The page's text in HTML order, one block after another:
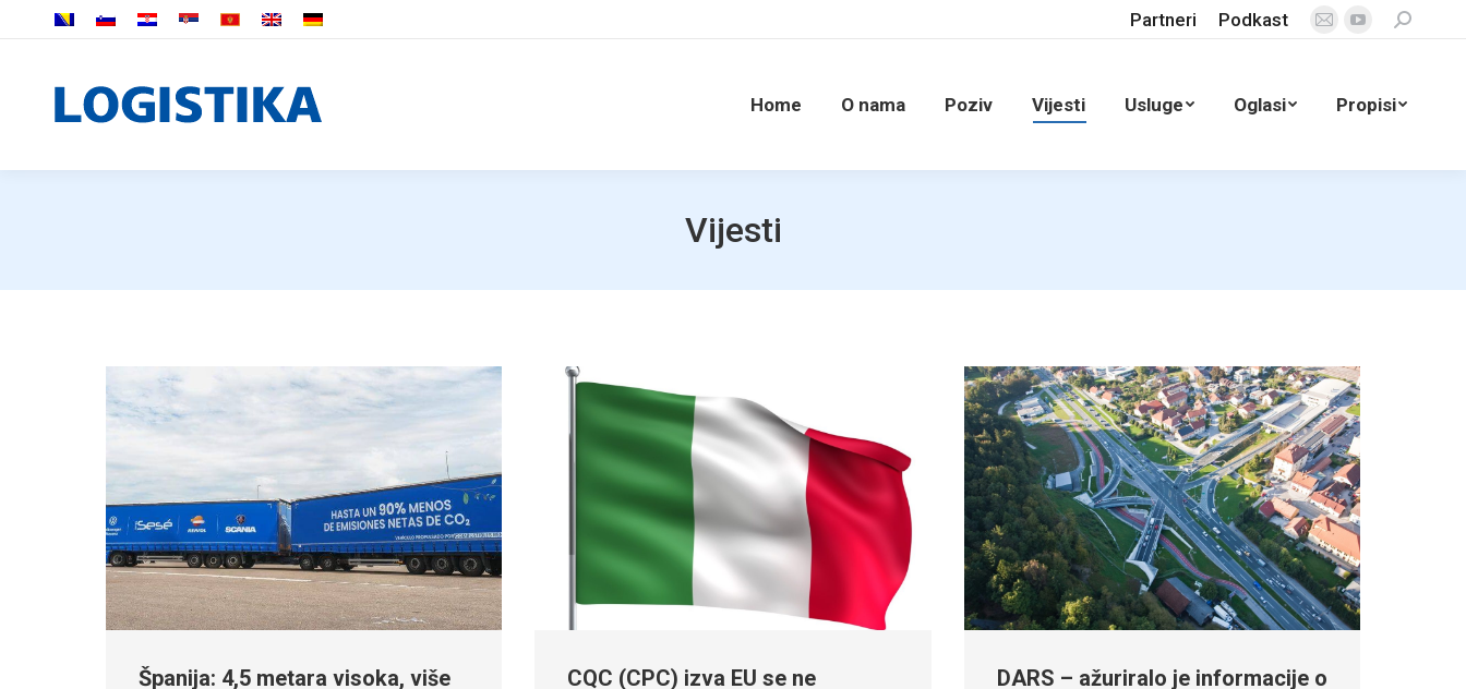
Partneri Podkast
Mail
window
YouTube
in
window
Search:
Home O nama Poziv Vijesti Usluge Oglasi Propisi
Vijesti
Španija: 4,5 metara visoka, više
CQC (CPC) izva EU se ne
DARS – ažuriralo je informacije o